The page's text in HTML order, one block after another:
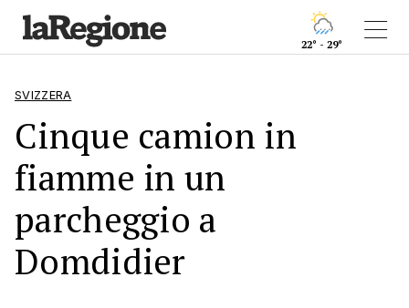
22° - 29°
SVIZZERA
Cinque camion in
fiamme in un
parcheggio a
Domdidier